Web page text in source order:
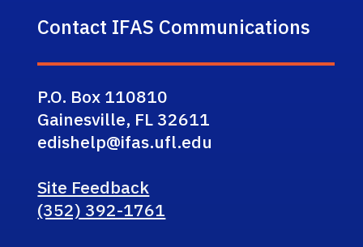
Contact IFAS Communications
P.O. Box 110810
Gainesville, FL 32611
edishelp@ifas.ufl.edu
Site Feedback
(352) 392-1761